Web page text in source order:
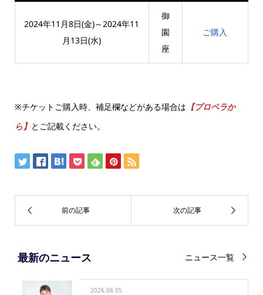
2024年11月8日(金)～2024年11
月13日(水)
御
園
座
ご購入
※チケットご購入時、補足欄などがある場合は 【プロペラか
ら】 とご記載ください。
最新のニュース ニュース一覧
2026.08.05